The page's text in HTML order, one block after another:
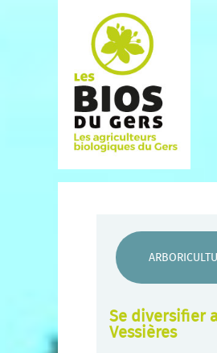
Se diversifier
Vessières